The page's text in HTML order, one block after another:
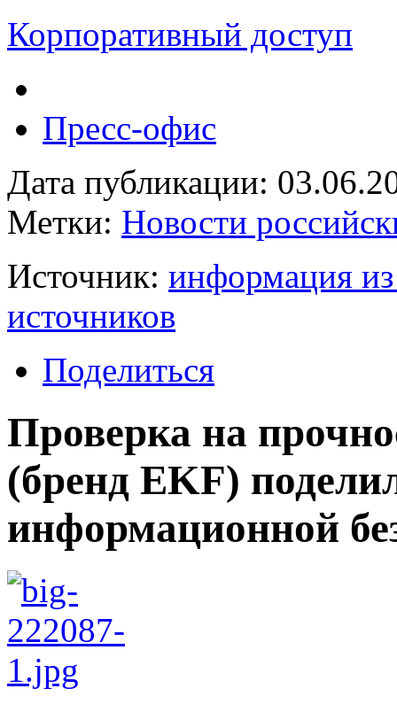
Корпоративный доступ
Пресс-офис
Дата публикации:
Метки: Новости
Источник: информация
источников
Поделиться
Проверка на
(бренд EKF)
информационной